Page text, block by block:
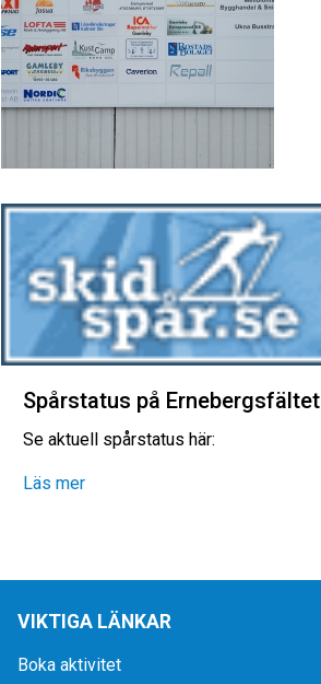
Spårstatus på Ernebergsfältet
Se aktuell spårstatus här:
Läs mer
VIKTIGA LÄNKAR
Boka aktivitet